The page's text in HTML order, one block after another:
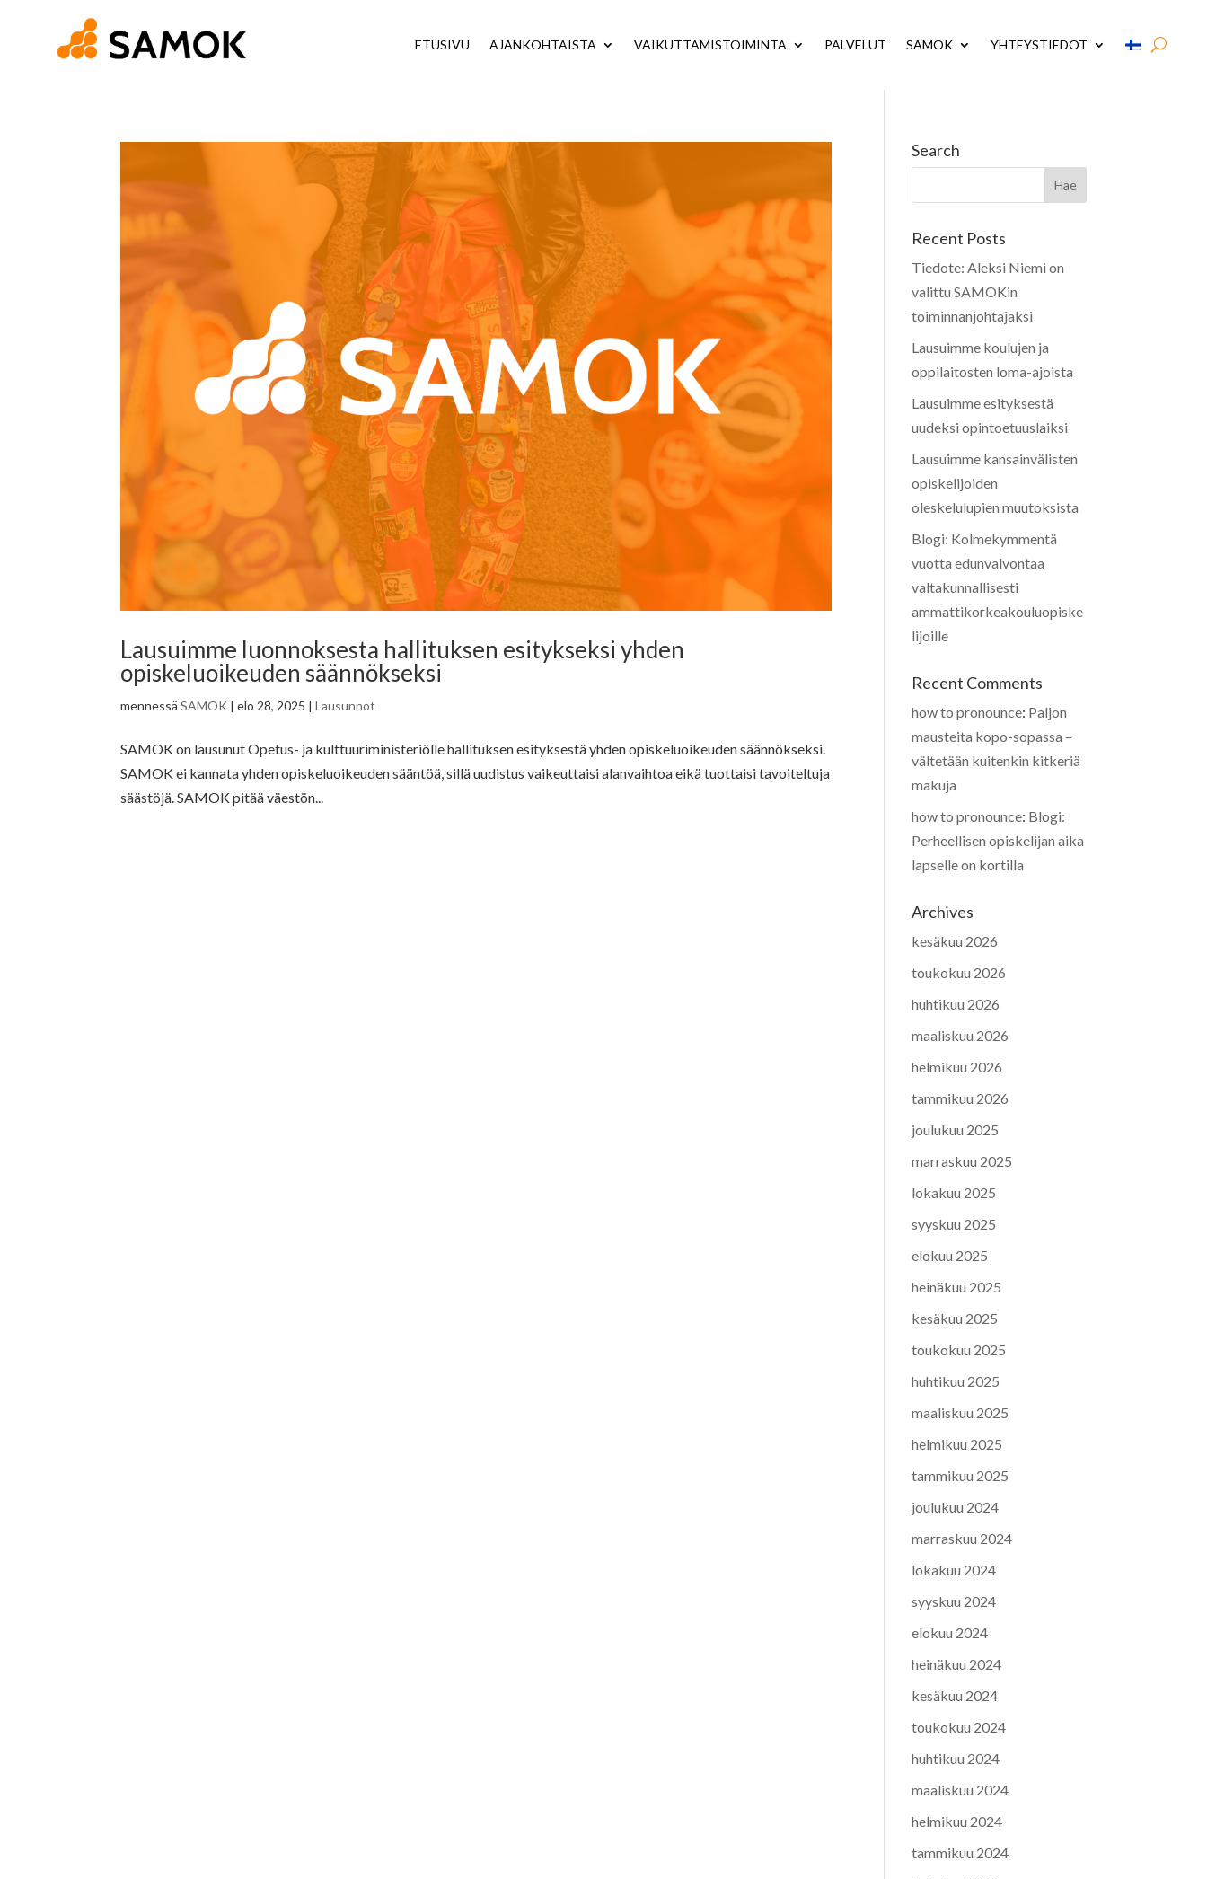
ETUSIVU AJANKOHTAISTA VAIKUTTAMISTOIMINTA PALVELUT SAMOK YHTEYSTIEDOT
Lausuimme luonnoksesta hallituksen esitykseksi yhden
opiskeluoikeuden säännökseksi
mennessäSAMOK |elo 28, 2025 |Lausunnot
SAMOK on lausunut Opetus- ja kulttuuriministeriölle hallituksen esityksestä yhden opiskeluoikeuden säännökseksi.
SAMOK ei kannata yhden opiskeluoikeuden sääntöä, sillä uudistus vaikeuttaisi alanvaihtoa eikä tuottaisi tavoiteltuja
säästöjä. SAMOK pitää väestön...
Search
Recent Posts
Tiedote: Aleksi Niemi on
valittu SAMOKin
toiminnanjohtajaksi
Lausuimme koulujen ja
oppilaitosten loma-ajoista
Lausuimme esityksestä
uudeksi opintoetuuslaiksi
Lausuimme kansainvälisten
opiskelijoiden
oleskelulupien muutoksista
Blogi: Kolmekymmentä
vuotta edunvalvontaa
valtakunnallisesti
ammattikorkeakouluopiske
lijoille
Recent Comments
how to pronounce: Paljon
mausteita kopo-sopassa –
vältetään kuitenkin kitkeriä
makuja
how to pronounce: Blogi:
Perheellisen opiskelijan aika
lapselle on kortilla
Archives
kesäkuu 2026
toukokuu 2026
huhtikuu 2026
maaliskuu 2026
helmikuu 2026
tammikuu 2026
joulukuu 2025
marraskuu 2025
lokakuu 2025
syyskuu 2025
elokuu 2025
heinäkuu 2025
kesäkuu 2025
toukokuu 2025
huhtikuu 2025
maaliskuu 2025
helmikuu 2025
tammikuu 2025
joulukuu 2024
marraskuu 2024
lokakuu 2024
syyskuu 2024
elokuu 2024
heinäkuu 2024
kesäkuu 2024
toukokuu 2024
huhtikuu 2024
maaliskuu 2024
helmikuu 2024
tammikuu 2024